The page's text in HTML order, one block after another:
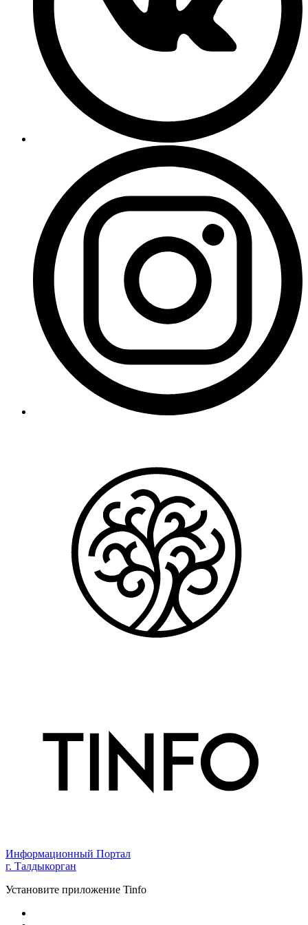
Информационный Портал
г. Талдыкорган
Установите приложение Tinfo